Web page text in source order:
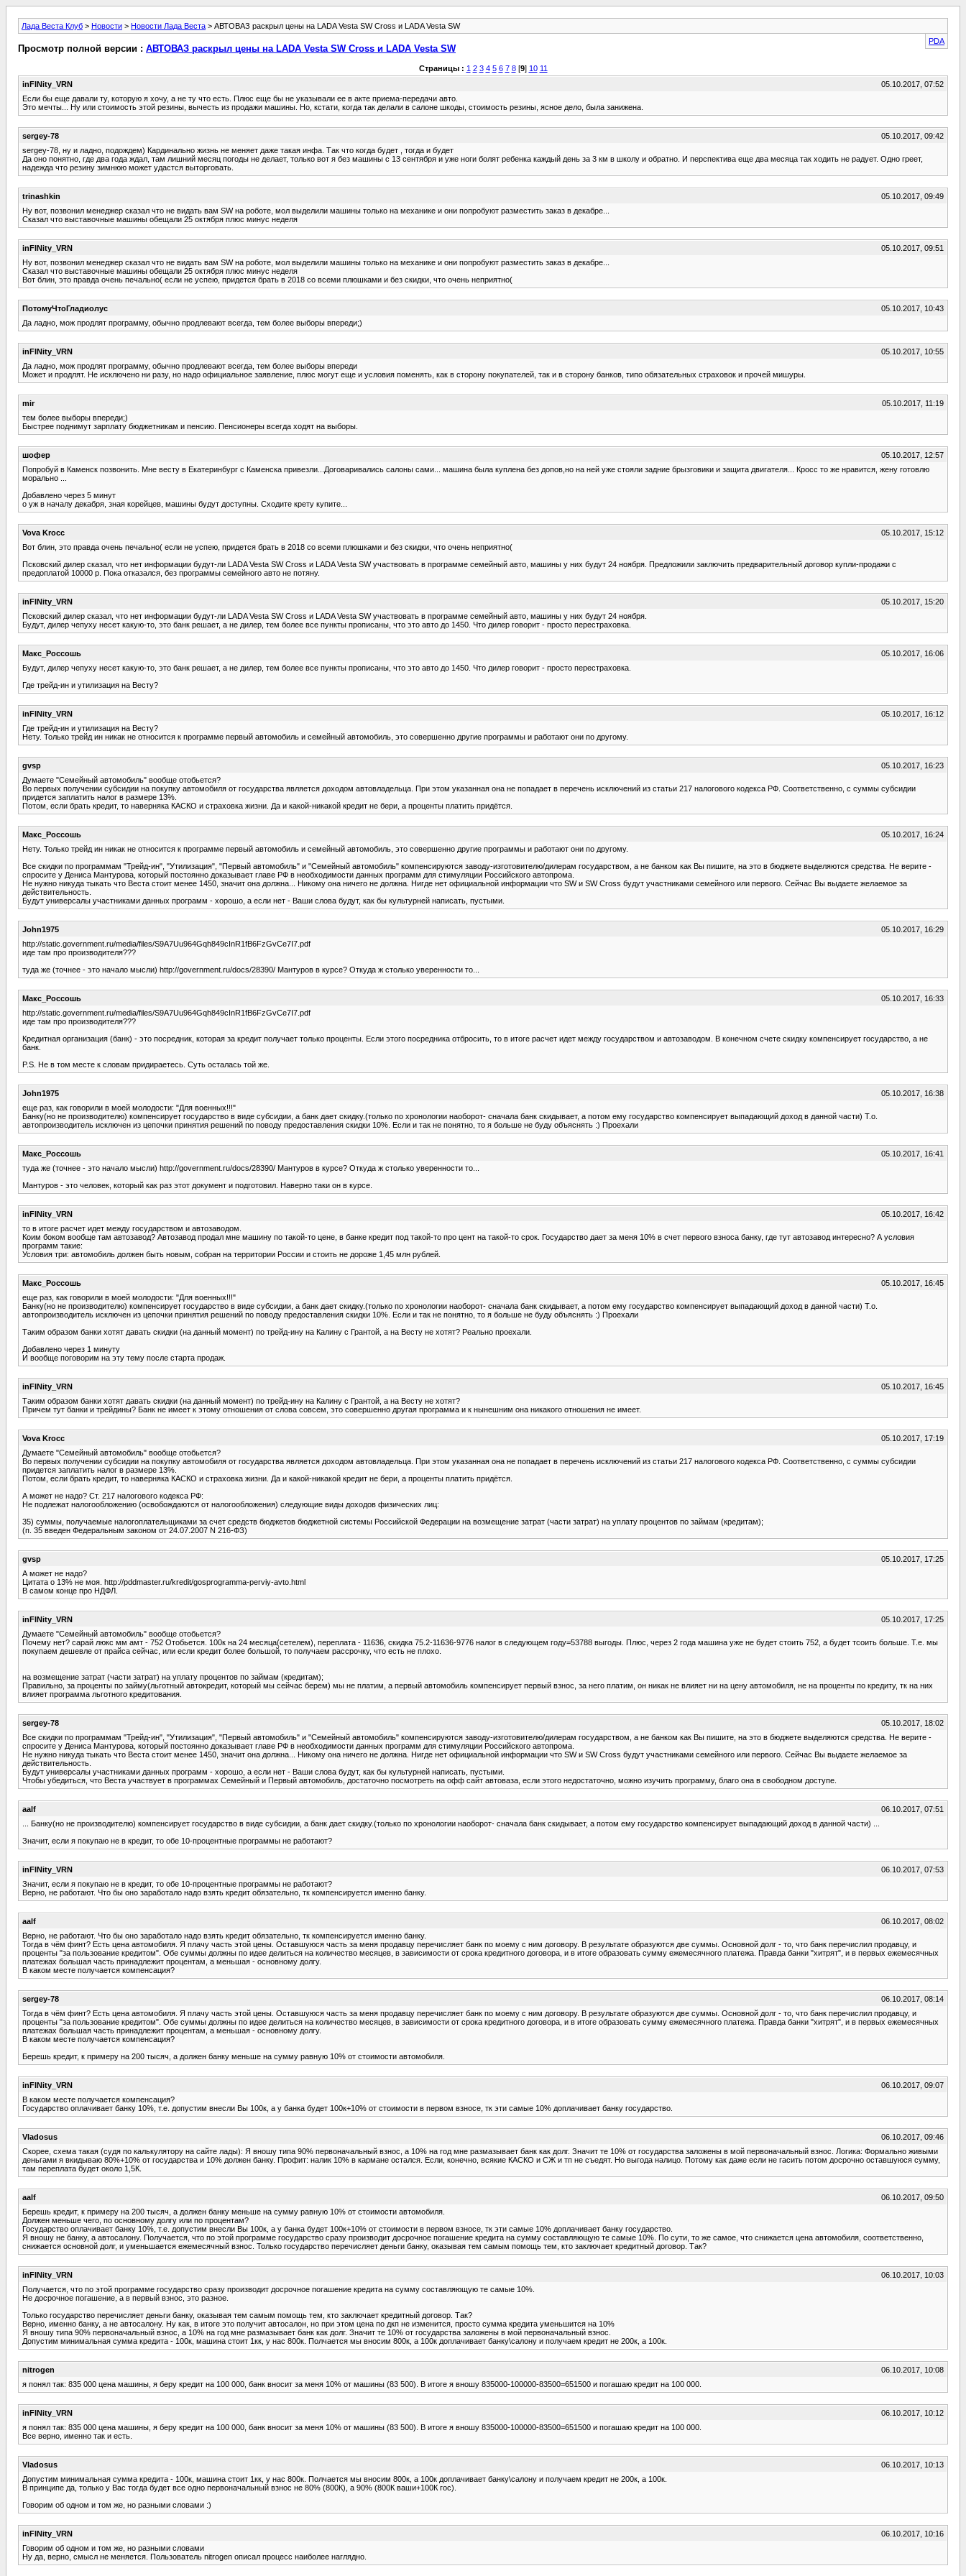
Лада Веста Клуб > Новости > Новости Лада Веста > АВТОВАЗ раскрыл цены на LADA Vesta SW Cross и LADA Vesta SW
PDA
Просмотр полной версии : АВТОВАЗ раскрыл цены на LADA Vesta SW Cross и LADA Vesta SW
Страницы : 1 2 3 4 5 6 7 8[9] 10 11
inFINity_VRN
05.10.2017, 07:52
Если бы еще давали ту, которую я хочу, а не ту что есть. Плюс еще бы не указывали ее в акте приема-передачи авто.
Это мечты... Ну или стоимость этой резины, вычесть из продажи машины. Но, кстати, когда так делали в салоне шкоды, стоимость резины, ясное дело, была занижена.
sergey-78
05.10.2017, 09:42
sergey-78, ну и ладно, подождем) Кардинально жизнь не меняет даже такая инфа. Так что когда будет , тогда и будет
Да оно понятно, где два года ждал, там лишний месяц погоды не делает, только вот я без машины с 13 сентября и уже ноги болят ребенка каждый день за 3 км в школу и обратно. И перспектива еще два месяца так ходить не радует. Одно греет,
надежда что резину зимнюю может удастся выторговать.
trinashkin
05.10.2017, 09:49
Ну вот, позвонил менеджер сказал что не видать вам SW на роботе, мол выделили машины только на механике и они попробуют разместить заказ в декабре...
Сказал что выставочные машины обещали 25 октября плюс минус неделя
inFINity_VRN
05.10.2017, 09:51
Ну вот, позвонил менеджер сказал что не видать вам SW на роботе, мол выделили машины только на механике и они попробуют разместить заказ в декабре...
Сказал что выставочные машины обещали 25 октября плюс минус неделя
Вот блин, это правда очень печально( если не успею, придется брать в 2018 со всеми плюшками и без скидки, что очень неприятно(
ПотомуЧтоГладиолус
05.10.2017, 10:43
Да ладно, мож продлят программу, обычно продлевают всегда, тем более выборы впереди;)
inFINity_VRN
05.10.2017, 10:55
Да ладно, мож продлят программу, обычно продлевают всегда, тем более выборы впереди
Может и продлят. Не исключено ни разу, но надо официальное заявление, плюс могут еще и условия поменять, как в сторону покупателей, так и в сторону банков, типо обязательных страховок и прочей мишуры.
mir
05.10.2017, 11:19
тем более выборы впереди;)
Быстрее поднимут зарплату бюджетникам и пенсию. Пенсионеры всегда ходят на выборы.
шофер
05.10.2017, 12:57
Попробуй в Каменск позвонить. Мне весту в Екатеринбург с Каменска привезли...Договаривались салоны сами... машина была куплена без допов,но на ней уже стояли задние брызговики и защита двигателя... Кросс то же нравится, жену готовлю
морально ...
Добавлено через 5 минут
о уж в началу декабря, зная корейцев, машины будут доступны. Сходите крету купите...
Vova Krocc
05.10.2017, 15:12
Вот блин, это правда очень печально( если не успею, придется брать в 2018 со всеми плюшками и без скидки, что очень неприятно(
Псковский дилер сказал, что нет информации будут-ли LADA Vesta SW Cross и LADA Vesta SW участвовать в программе семейный авто, машины у них будут 24 ноября. Предложили заключить предварительный договор купли-продажи с
предоплатой 10000 р. Пока отказался, без программы семейного авто не потяну.
inFINity_VRN
05.10.2017, 15:20
Псковский дилер сказал, что нет информации будут-ли LADA Vesta SW Cross и LADA Vesta SW участвовать в программе семейный авто, машины у них будут 24 ноября.
Будут, дилер чепуху несет какую-то, это банк решает, а не дилер, тем более все пункты прописаны, что это авто до 1450. Что дилер говорит - просто перестраховка.
Макс_Россошь
05.10.2017, 16:06
Будут, дилер чепуху несет какую-то, это банк решает, а не дилер, тем более все пункты прописаны, что это авто до 1450. Что дилер говорит - просто перестраховка.
Где трейд-ин и утилизация на Весту?
inFINity_VRN
05.10.2017, 16:12
Где трейд-ин и утилизация на Весту?
Нету. Только трейд ин никак не относится к программе первый автомобиль и семейный автомобиль, это совершенно другие программы и работают они по другому.
gvsp
05.10.2017, 16:23
Думаете "Семейный автомобиль" вообще отобьется?
Во первых получении субсидии на покупку автомобиля от государства является доходом автовладельца. При этом указанная она не попадает в перечень исключений из статьи 217 налогового кодекса РФ. Соответственно, с суммы субсидии
придется заплатить налог в размере 13%.
Потом, если брать кредит, то наверняка КАСКО и страховка жизни. Да и какой-никакой кредит не бери, а проценты платить придётся.
Макс_Россошь
05.10.2017, 16:24
Нету. Только трейд ин никак не относится к программе первый автомобиль и семейный автомобиль, это совершенно другие программы и работают они по другому.
Все скидки по программам "Трейд-ин", "Утилизация", "Первый автомобиль" и "Семейный автомобиль" компенсируются заводу-изготовителю/дилерам государством, а не банком как Вы пишите, на это в бюджете выделяются средства. Не верите -
спросите у Дениса Мантурова, который постоянно доказывает главе РФ в необходимости данных программ для стимуляции Российского автопрома.
Не нужно никуда тыкать что Веста стоит менее 1450, значит она должна... Никому она ничего не должна. Нигде нет официальной информации что SW и SW Cross будут участниками семейного или первого. Сейчас Вы выдаете желаемое за
действительность.
Будут универсалы участниками данных программ - хорошо, а если нет - Ваши слова будут, как бы культурней написать, пустыми.
John1975
05.10.2017, 16:29
http://static.government.ru/media/files/S9A7Uu964Gqh849cInR1fB6FzGvCe7I7.pdf
иде там про производителя???
туда же (точнее - это начало мысли) http://government.ru/docs/28390/ Мантуров в курсе? Откуда ж столько уверенности то...
Макс_Россошь
05.10.2017, 16:33
http://static.government.ru/media/files/S9A7Uu964Gqh849cInR1fB6FzGvCe7I7.pdf
иде там про производителя???
Кредитная организация (банк) - это посредник, которая за кредит получает только проценты. Если этого посредника отбросить, то в итоге расчет идет между государством и автозаводом. В конечном счете скидку компенсирует государство, а не
банк.
P.S. Не в том месте к словам придираетесь. Суть осталась той же.
John1975
05.10.2017, 16:38
еще раз, как говорили в моей молодости: "Для военных!!!"
Банку(но не производителю) компенсирует государство в виде субсидии, а банк дает скидку.(только по хронологии наоборот- сначала банк скидывает, а потом ему государство компенсирует выпадающий доход в данной части) Т.о.
автопроизводитель исключен из цепочки принятия решений по поводу предоставления скидки 10%. Если и так не понятно, то я больше не буду объяснять :) Проехали
Макс_Россошь
05.10.2017, 16:41
туда же (точнее - это начало мысли) http://government.ru/docs/28390/ Мантуров в курсе? Откуда ж столько уверенности то...
Мантуров - это человек, который как раз этот документ и подготовил. Наверно таки он в курсе.
inFINity_VRN
05.10.2017, 16:42
то в итоге расчет идет между государством и автозаводом.
Коим боком вообще там автозавод? Автозавод продал мне машину по такой-то цене, в банке кредит под такой-то про цент на такой-то срок. Государство дает за меня 10% в счет первого взноса банку, где тут автозавод интересно? А условия
программ такие:
Условия три: автомобиль должен быть новым, собран на территории России и стоить не дороже 1,45 млн рублей.
Макс_Россошь
05.10.2017, 16:45
еще раз, как говорили в моей молодости: "Для военных!!!"
Банку(но не производителю) компенсирует государство в виде субсидии, а банк дает скидку.(только по хронологии наоборот- сначала банк скидывает, а потом ему государство компенсирует выпадающий доход в данной части) Т.о.
автопроизводитель исключен из цепочки принятия решений по поводу предоставления скидки 10%. Если и так не понятно, то я больше не буду объяснять :) Проехали
Таким образом банки хотят давать скидки (на данный момент) по трейд-ину на Калину с Грантой, а на Весту не хотят? Реально проехали.
Добавлено через 1 минуту
И вообще поговорим на эту тему после старта продаж.
inFINity_VRN
05.10.2017, 16:45
Таким образом банки хотят давать скидки (на данный момент) по трейд-ину на Калину с Грантой, а на Весту не хотят?
Причем тут банки и трейдины? Банк не имеет к этому отношения от слова совсем, это совершенно другая программа и к нынешним она никакого отношения не имеет.
Vova Krocc
05.10.2017, 17:19
Думаете "Семейный автомобиль" вообще отобьется?
Во первых получении субсидии на покупку автомобиля от государства является доходом автовладельца. При этом указанная она не попадает в перечень исключений из статьи 217 налогового кодекса РФ. Соответственно, с суммы субсидии
придется заплатить налог в размере 13%.
Потом, если брать кредит, то наверняка КАСКО и страховка жизни. Да и какой-никакой кредит не бери, а проценты платить придётся.
А может не надо? Ст. 217 налогового кодекса РФ:
Не подлежат налогообложению (освобождаются от налогообложения) следующие виды доходов физических лиц:
35) суммы, получаемые налогоплательщиками за счет средств бюджетов бюджетной системы Российской Федерации на возмещение затрат (части затрат) на уплату процентов по займам (кредитам);
(п. 35 введен Федеральным законом от 24.07.2007 N 216-ФЗ)
gvsp
05.10.2017, 17:25
А может не надо?
Цитата о 13% не моя. http://pddmaster.ru/kredit/gosprogramma-perviy-avto.html
В самом конце про НДФЛ.
inFINity_VRN
05.10.2017, 17:25
Думаете "Семейный автомобиль" вообще отобьется?
Почему нет? сарай люкс мм амт - 752 Отобьется. 100к на 24 месяца(сетелем), переплата - 11636, скидка 75.2-11636-9776 налог в следующем году=53788 выгоды. Плюс, через 2 года машина уже не будет стоить 752, а будет тсоить больше. Т.е. мы
покупаем дешевле от прайса сейчас, или если кредит более большой, то получаем рассрочку, что есть не плохо.
на возмещение затрат (части затрат) на уплату процентов по займам (кредитам);
Правильно, за проценты по займу(льготный автокредит, который мы сейчас берем) мы не платим, а первый автомобиль компенсирует первый взнос, за него платим, он никак не влияет ни на цену автомобиля, не на проценты по кредиту, тк на них
влияет программа льготного кредитования.
sergey-78
05.10.2017, 18:02
Все скидки по программам "Трейд-ин", "Утилизация", "Первый автомобиль" и "Семейный автомобиль" компенсируются заводу-изготовителю/дилерам государством, а не банком как Вы пишите, на это в бюджете выделяются средства. Не верите -
спросите у Дениса Мантурова, который постоянно доказывает главе РФ в необходимости данных программ для стимуляции Российского автопрома.
Не нужно никуда тыкать что Веста стоит менее 1450, значит она должна... Никому она ничего не должна. Нигде нет официальной информации что SW и SW Cross будут участниками семейного или первого. Сейчас Вы выдаете желаемое за
действительность.
Будут универсалы участниками данных программ - хорошо, а если нет - Ваши слова будут, как бы культурней написать, пустыми.
Чтобы убедиться, что Веста участвует в программах Семейный и Первый автомобиль, достаточно посмотреть на офф сайт автоваза, если этого недостаточно, можно изучить программу, благо она в свободном доступе.
aalf
06.10.2017, 07:51
... Банку(но не производителю) компенсирует государство в виде субсидии, а банк дает скидку.(только по хронологии наоборот- сначала банк скидывает, а потом ему государство компенсирует выпадающий доход в данной части) ...
Значит, если я покупаю не в кредит, то обе 10-процентные программы не работают?
inFINity_VRN
06.10.2017, 07:53
Значит, если я покупаю не в кредит, то обе 10-процентные программы не работают?
Верно, не работают. Что бы оно заработало надо взять кредит обязательно, тк компенсируется именно банку.
aalf
06.10.2017, 08:02
Верно, не работают. Что бы оно заработало надо взять кредит обязательно, тк компенсируется именно банку.
Тогда в чём финт? Есть цена автомобиля. Я плачу часть этой цены. Оставшуюся часть за меня продавцу перечисляет банк по моему с ним договору. В результате образуются две суммы. Основной долг - то, что банк перечислил продавцу, и
проценты "за пользование кредитом". Обе суммы должны по идее делиться на количество месяцев, в зависимости от срока кредитного договора, и в итоге образовать сумму ежемесячного платежа. Правда банки "хитрят", и в первых ежемесячных
платежах большая часть принадлежит процентам, а меньшая - основному долгу.
В каком месте получается компенсация?
sergey-78
06.10.2017, 08:14
Тогда в чём финт? Есть цена автомобиля. Я плачу часть этой цены. Оставшуюся часть за меня продавцу перечисляет банк по моему с ним договору. В результате образуются две суммы. Основной долг - то, что банк перечислил продавцу, и
проценты "за пользование кредитом". Обе суммы должны по идее делиться на количество месяцев, в зависимости от срока кредитного договора, и в итоге образовать сумму ежемесячного платежа. Правда банки "хитрят", и в первых ежемесячных
платежах большая часть принадлежит процентам, а меньшая - основному долгу.
В каком месте получается компенсация?
Берешь кредит, к примеру на 200 тысяч, а должен банку меньше на сумму равную 10% от стоимости автомобиля.
inFINity_VRN
06.10.2017, 09:07
В каком месте получается компенсация?
Государство оплачивает банку 10%, т.е. допустим внесли Вы 100к, а у банка будет 100к+10% от стоимости в первом взносе, тк эти самые 10% доплачивает банку государство.
Vladosus
06.10.2017, 09:46
Скорее, схема такая (судя по калькулятору на сайте лады): Я вношу типа 90% первоначальный взнос, а 10% на год мне размазывает банк как долг. Значит те 10% от государства заложены в мой первоначальный взнос. Логика: Формально живыми
деньгами я вкидываю 80%+10% от государства и 10% должен банку. Профит: налик 10% в кармане остался. Если, конечно, всякие КАСКО и СЖ и тп не съедят. Но выгода налицо. Потому как даже если не гасить потом досрочно оставшуюся сумму,
там переплата будет около 1,5К.
aalf
06.10.2017, 09:50
Берешь кредит, к примеру на 200 тысяч, а должен банку меньше на сумму равную 10% от стоимости автомобиля.
Должен меньше чего, по основному долгу или по процентам?
Государство оплачивает банку 10%, т.е. допустим внесли Вы 100к, а у банка будет 100к+10% от стоимости в первом взносе, тк эти самые 10% доплачивает банку государство.
Я вношу не банку, а автосалону. Получается, что по этой программе государство сразу производит досрочное погашение кредита на сумму составляющую те самые 10%. По сути, то же самое, что снижается цена автомобиля, соответственно,
снижается основной долг, и уменьшается ежемесячный взнос. Только государство перечисляет деньги банку, оказывая тем самым помощь тем, кто заключает кредитный договор. Так?
inFINity_VRN
06.10.2017, 10:03
Получается, что по этой программе государство сразу производит досрочное погашение кредита на сумму составляющую те самые 10%.
Не досрочное погашение, а в первый взнос, это разное.
Только государство перечисляет деньги банку, оказывая тем самым помощь тем, кто заключает кредитный договор. Так?
Верно, именно банку, а не автосалону. Ну как, в итоге это получит автосалон, но при этом цена по дкп не изменится, просто сумма кредита уменьшится на 10%
Я вношу типа 90% первоначальный взнос, а 10% на год мне размазывает банк как долг. Значит те 10% от государства заложены в мой первоначальный взнос.
Допустим минимальная сумма кредита - 100к, машина стоит 1кк, у нас 800к. Полчается мы вносим 800к, а 100к доплачивает банку\салону и получаем кредит не 200к, а 100к.
nitrogen
06.10.2017, 10:08
я понял так: 835 000 цена машины, я беру кредит на 100 000, банк вносит за меня 10% от машины (83 500). В итоге я вношу 835000-100000-83500=651500 и погашаю кредит на 100 000.
inFINity_VRN
06.10.2017, 10:12
я понял так: 835 000 цена машины, я беру кредит на 100 000, банк вносит за меня 10% от машины (83 500). В итоге я вношу 835000-100000-83500=651500 и погашаю кредит на 100 000.
Все верно, именно так и есть.
Vladosus
06.10.2017, 10:13
Допустим минимальная сумма кредита - 100к, машина стоит 1кк, у нас 800к. Полчается мы вносим 800к, а 100к доплачивает банку\салону и получаем кредит не 200к, а 100к.
В принципе да, только у Вас тогда будет все одно первоначальный взнос не 80% (800К), а 90% (800К ваши+100К гос).
Говорим об одном и том же, но разными словами :)
inFINity_VRN
06.10.2017, 10:16
Говорим об одном и том же, но разными словами
Ну да, верно, смысл не меняется. Пользователь nitrogen описал процесс наиболее наглядно.